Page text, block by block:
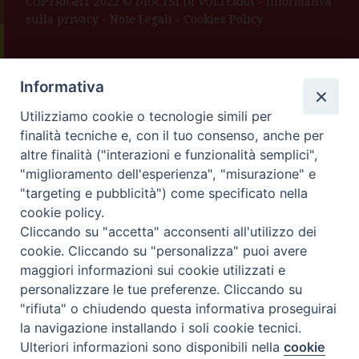
sulla privacy - Note Legali - Cookies Policy
Preferenze Cookie
Informativa
Utilizziamo cookie o tecnologie simili per
finalità tecniche e, con il tuo consenso, anche per
altre finalità ("interazioni e funzionalità semplici",
"miglioramento dell'esperienza", "misurazione" e
"targeting e pubblicità") come specificato nella
cookie policy.
Cliccando su "accetta" acconsenti all'utilizzo dei
cookie. Cliccando su "personalizza" puoi avere
maggiori informazioni sui cookie utilizzati e
personalizzare le tue preferenze. Cliccando su
"rifiuta" o chiudendo questa informativa proseguirai
la navigazione installando i soli cookie tecnici.
Ulteriori informazioni sono disponibili nellacookie